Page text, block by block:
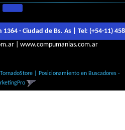
- Ciudad de Bs. As | Tel: (+54-11)
| www.compumanias.com.ar
| Posicionamiento en Buscadores -